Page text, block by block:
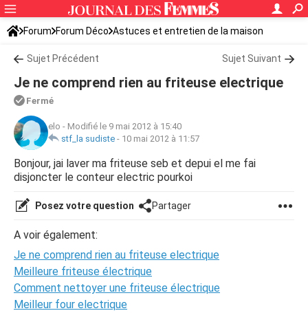
Forum Forum Déco Astuces et entretien de la maison
Sujet Précédent Sujet Suivant
Je ne comprend rien au friteuse electrique
Fermé
elo - Modifié le 9 mai 2012 à 15:40
stf_la sudiste - 10 mai 2012 à 11:57
Bonjour, jai laver ma friteuse seb et depui el me fai
disjoncter le conteur electric pourkoi
Posez votre question Partager
A voir également:
Je ne comprend rien au friteuse electrique
Meilleure friteuse électrique
Comment nettoyer une friteuse électrique
Meilleur four electrique